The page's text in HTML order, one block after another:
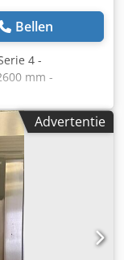
Bellen
4 -
mm -
600 x
baguettes per
-
0,18 kW
Stelling met
voor snel en
voor
brood -
Advertentie